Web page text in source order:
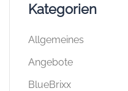
Kategorien
Allgemeines
Angebote
BlueBrixx